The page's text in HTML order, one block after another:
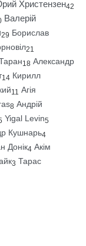
Христензен42
Валерій
29 Борислав
21
18 Александр
14 Кирилл
11 Агія
8 Андрій
Yigal Levin5
Кушнарь4
Донік4 Акім
3 Тарас